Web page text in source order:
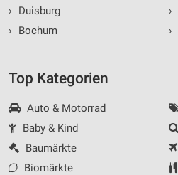
›
Duisburg
›
Bochum
›
›
Top Kategorien
Auto & Motorrad
Baby & Kind
Baumärkte
Biomärkte